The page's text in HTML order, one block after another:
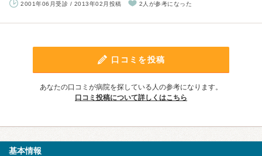
2001年06月受診 / 2013年02月投稿 2人が参考になった
口コミを投稿
あなたの口コミが病院を探している人の参考になります。
口コミ投稿について詳しくはこちら
基本情報